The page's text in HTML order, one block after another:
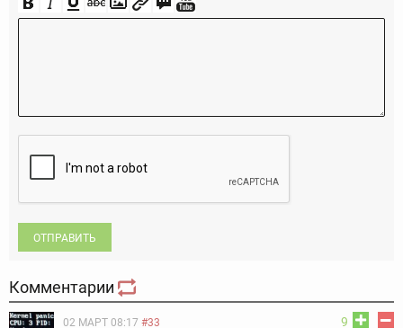
ОТПРАВИТЬ
Комментарии
9
02 МАРТ 08:17 #33